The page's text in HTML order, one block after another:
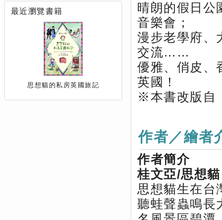
最近瀏覽書籍
思想貓的私房英國旅記
晴朗的假日公
音樂會；
漫步老學府、
交流……
優雅、俏皮、
英國！
※本書改版自
作者／繪者
作者簡介
桂文亞/思想
思想貓生在台
聽蛙聲蟲鳴長